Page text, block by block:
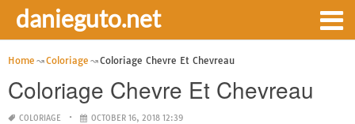
danieguto.net
Home Coloriage Coloriage Chevre Et Chevreau
Coloriage Chevre Et Chevreau
COLORIAGE OCTOBER 16, 2018 12:39